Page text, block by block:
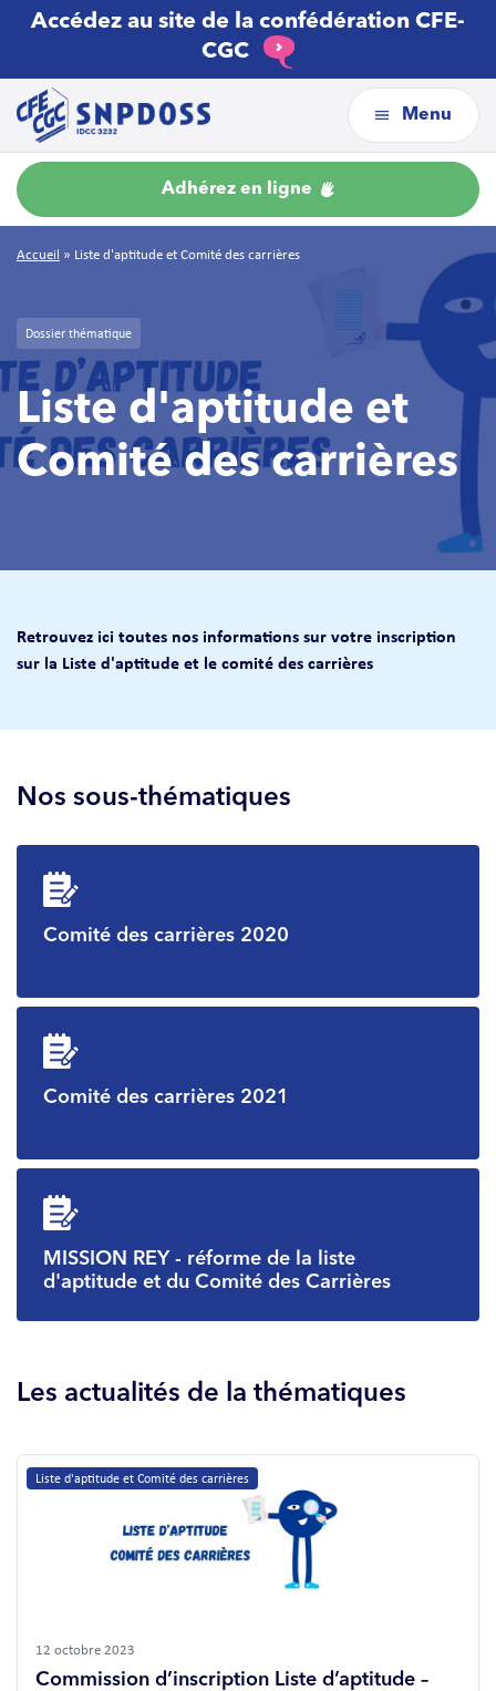
Accédez au site de la confédération CFE-
CGC
Menu
Adhérez en ligne
Accueil » Liste d'aptitude et Comité des carrières
Dossier thématique
Liste d'aptitude et
Comité des carrières
Retrouvez ici toutes nos informations sur votre inscription
sur la Liste d'aptitude et le comité des carrières
Nos sous-thématiques
Comité des carrières 2020
Comité des carrières 2021
MISSION REY - réforme de la liste
d'aptitude et du Comité des Carrières
Les actualités de la thématiques
Liste d'aptitude et Comité des carrières
12 octobre 2023
Commission d’inscription Liste d’aptitude –